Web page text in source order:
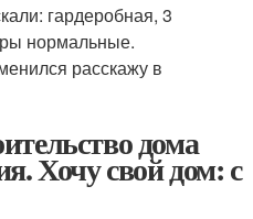
гардеробная, 3
нормальные.
расскажу в
дома
Хочу свой дом: с